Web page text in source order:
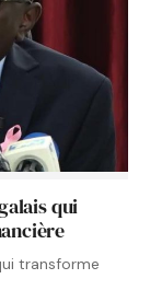
qui
transforme